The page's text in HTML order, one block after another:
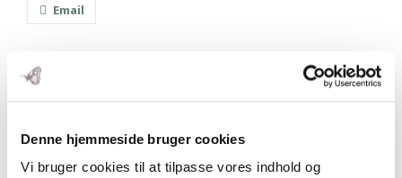
Denne hjemmeside bruger cookies
Vi bruger cookies til at tilpasse vores indhold og
Email
Relaterede indlæg